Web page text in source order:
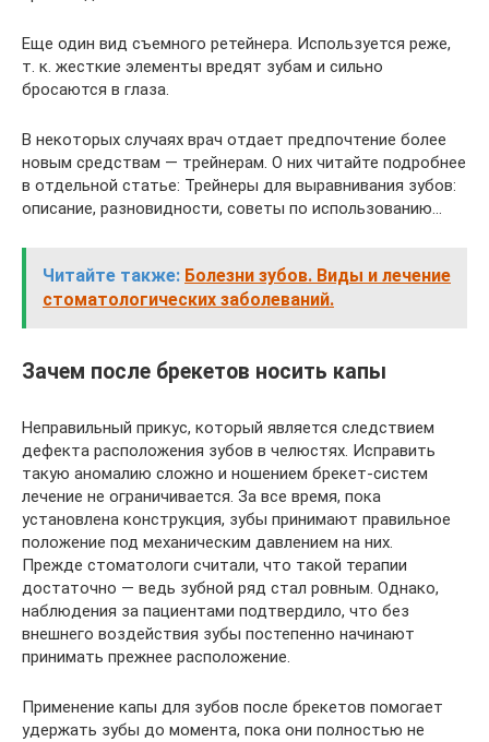
Еще один вид съемного ретейнера. Используется реже,
т. к. жесткие элементы вредят зубам и сильно
бросаются в глаза.
В некоторых случаях врач отдает предпочтение более
новым средствам — трейнерам. О них читайте подробнее
в отдельной статье: Трейнеры для выравнивания зубов:
описание, разновидности, советы по использованию…
Читайте также: Болезни зубов. Виды и лечение
стоматологических заболеваний.
Зачем после брекетов носить капы
Неправильный прикус, который является следствием
дефекта расположения зубов в челюстях. Исправить
такую аномалию сложно и ношением брекет-систем
лечение не ограничивается. За все время, пока
установлена конструкция, зубы принимают правильное
положение под механическим давлением на них.
Прежде стоматологи считали, что такой терапии
достаточно — ведь зубной ряд стал ровным. Однако,
наблюдения за пациентами подтвердило, что без
внешнего воздействия зубы постепенно начинают
принимать прежнее расположение.
Применение капы для зубов после брекетов помогает
удержать зубы до момента, пока они полностью не